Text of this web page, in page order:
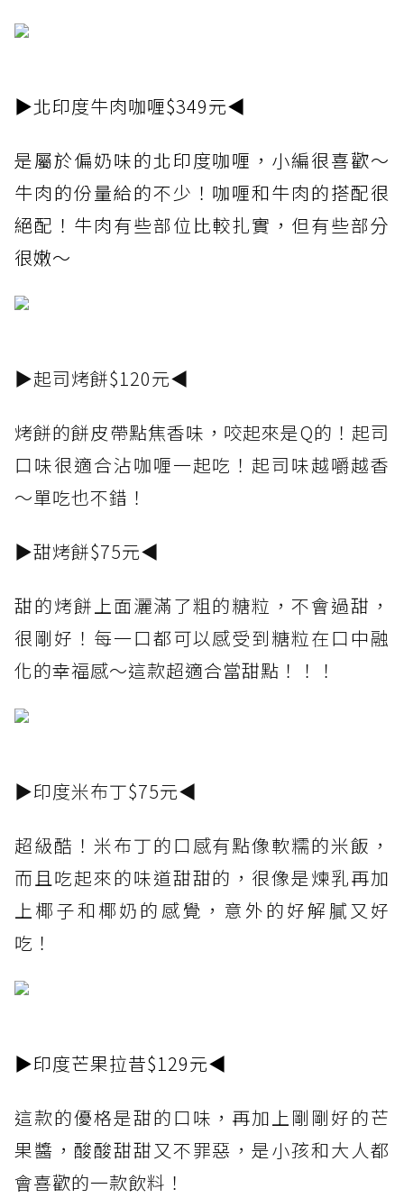
▶北印度牛肉咖喱$349元◀
是屬於偏奶味的北印度咖喱，小編很喜歡～
牛肉的份量給的不少！咖喱和牛肉的搭配很
絕配！牛肉有些部位比較扎實，但有些部分
很嫩～
▶起司烤餅$120元◀
烤餅的餅皮帶點焦香味，咬起來是Q的！起司
口味很適合沾咖喱一起吃！起司味越嚼越香
～單吃也不錯！
▶甜烤餅$75元◀
甜的烤餅上面灑滿了粗的糖粒，不會過甜，
很剛好！每一口都可以感受到糖粒在口中融
化的幸福感～這款超適合當甜點！！！
▶印度米布丁$75元◀
超級酷！米布丁的口感有點像軟糯的米飯，
而且吃起來的味道甜甜的，很像是煉乳再加
上椰子和椰奶的感覺，意外的好解膩又好
吃！
▶印度芒果拉昔$129元◀
這款的優格是甜的口味，再加上剛剛好的芒
果醬，酸酸甜甜又不罪惡，是小孩和大人都
會喜歡的一款飲料！